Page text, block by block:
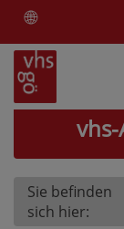
🌐
Sie befinden
sich hier: